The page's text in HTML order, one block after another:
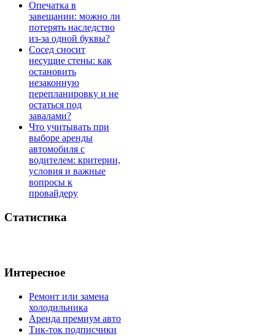
Опечатка в
завещании: можно ли
потерять наследство
из-за одной буквы?
Сосед сносит
несущие стены: как
остановить
незаконную
перепланировку и не
остаться под
завалами?
Что учитывать при
выборе аренды
автомобиля с
водителем: критерии,
условия и важные
вопросы к
провайдеру
Статистика
Интересное
Ремонт или замена
холодильника
Аренда премиум авто
Тик-ток подписчики